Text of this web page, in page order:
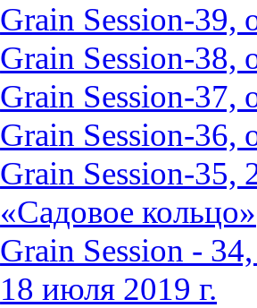
Grain Session-39,
Grain Session-38,
Grain Session-37,
Grain Session-36,
Grain Session-35,
«Садовое кольцо»
Grain Session -
18 июля 2019 г.